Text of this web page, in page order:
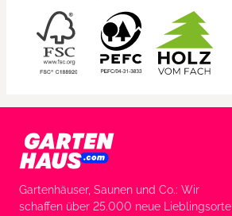
Gartenhäuser, Saunen und Co.: Wir
schaffen über 25.000 neue Lieblingsorte